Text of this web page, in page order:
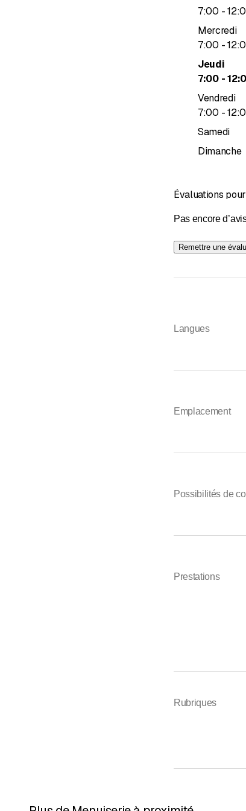
Nous sommes
banquettes
Bien entendu,
&nbsp;
7:00 - 12:
Mercredi
7:00 - 12:
Jeudi
7:00 - 12:
Vendredi
7:00 - 12:
Samedi
Dimanche
Évaluations
Pas encore
Remettre une
Langues
Emplacement
Possibilités de
Prestations
Rubriques